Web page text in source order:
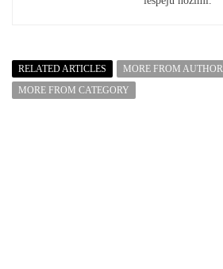
RELATED ARTICLES
MORE FROM AUTHOR
MORE FROM CATEGORY